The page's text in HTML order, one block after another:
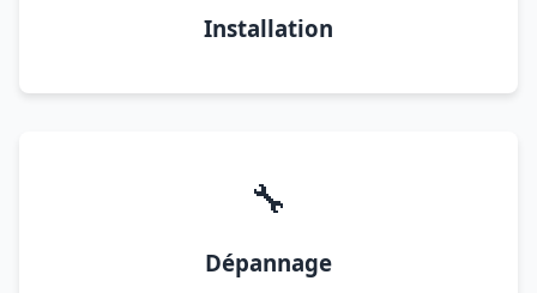
Installation
🔧
Dépannage